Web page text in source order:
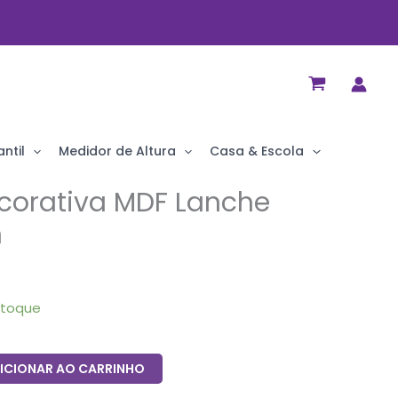
Medidor de Altura Casa & Escola
MDF Lanche
AO CARRINHO